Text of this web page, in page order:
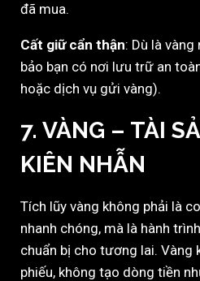
đã mua.
Cất giữ cẩn thận: Dù là
bảo bạn có nơi lưu trữ an
hoặc dịch vụ gửi vàng).
7. VÀNG – TÀI
KIÊN NHẪN
Tích lũy vàng không phải là
nhanh chóng, mà là hành
chuẩn bị cho tương lai. Vàng
phiếu, không tạo dòng tiền